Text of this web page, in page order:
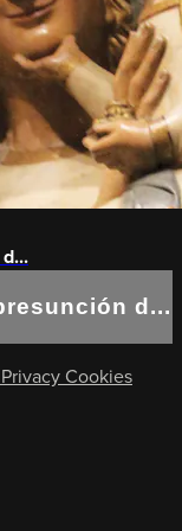
d...
Privacy Cookies